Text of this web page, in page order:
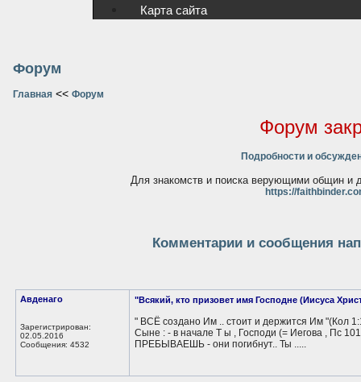
Карта сайта
Форум
Главная << Форум
Форум
Подробности и
Для знакомств и поиска верующими общин и
https://
Комментарии и сообщения
Авденаго
Зарегистрирован:
02.05.2016
Сообщения: 4532
"Всякий, кто призовет имя Господне (Иисуса
" ВСЁ создано Им .. стоит и держится Им "(Кол
Сыне : - в начале Т ы , Господи (= Иегова , Пс
ПРЕБЫВАЕШЬ - они погибнут.. Ты .....